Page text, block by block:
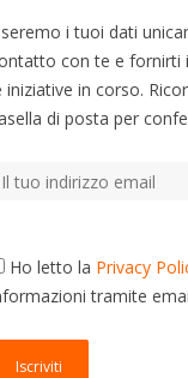
i tuoi dati
con te e fornirti
iniziative in corso.
di posta per
Ho letto la Privacy
tramite